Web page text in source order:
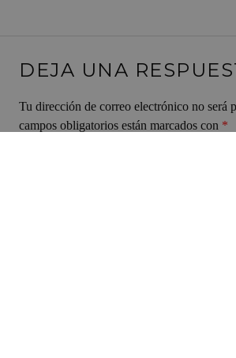
DEJA UNA
Tu dirección de correo electrónico no será
campos obligatorios están marcados con *